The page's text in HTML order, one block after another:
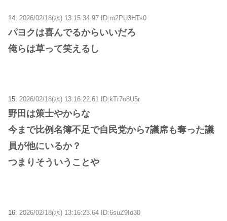
14: 2026/02/18(水) 13:15:34.97 ID:m2PU3HTs0
パヨクは喜んでるからいいだろ
俺らは草って笑えるし
15: 2026/02/18(水) 13:16:22.61 ID:kTr7o8U5r
野田は策士やからな
今まで比例名簿不足で自民党から7議席も奪った議
員が他にいるか？
つまりそういうことや
16: 2026/02/18(水) 13:16:23.64 ID:6suZ9Io30